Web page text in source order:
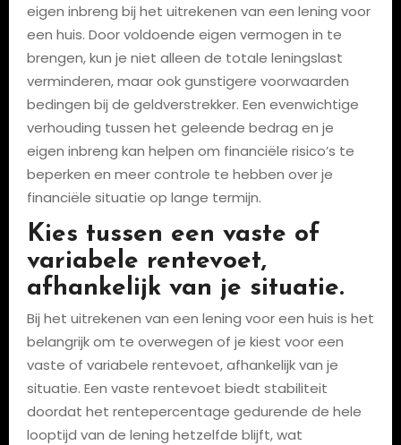
eigen inbreng bij het uitrekenen van een lening voor
een huis. Door voldoende eigen vermogen in te
brengen, kun je niet alleen de totale leningslast
verminderen, maar ook gunstigere voorwaarden
bedingen bij de geldverstrekker. Een evenwichtige
verhouding tussen het geleende bedrag en je
eigen inbreng kan helpen om financiële risico’s te
beperken en meer controle te hebben over je
financiële situatie op lange termijn.
Kies tussen een vaste of
variabele rentevoet,
afhankelijk van je situatie.
Bij het uitrekenen van een lening voor een huis is het
belangrijk om te overwegen of je kiest voor een
vaste of variabele rentevoet, afhankelijk van je
situatie. Een vaste rentevoet biedt stabiliteit
doordat het rentepercentage gedurende de hele
looptijd van de lening hetzelfde blijft, wat